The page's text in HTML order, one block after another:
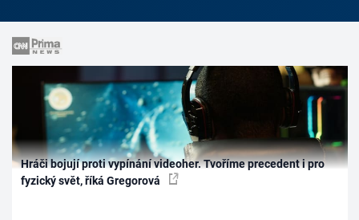
Hráči bojují proti vypínání videoher. Tvoříme precedent i pro
fyzický svět, říká Gregorová